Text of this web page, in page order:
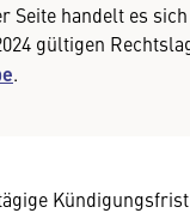
Seite handelt es
gültigen
.